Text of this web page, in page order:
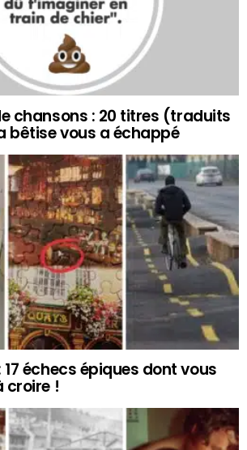
chansons : 20 titres (traduits
bêtise vous a échappé
échecs épiques dont vous
croire !